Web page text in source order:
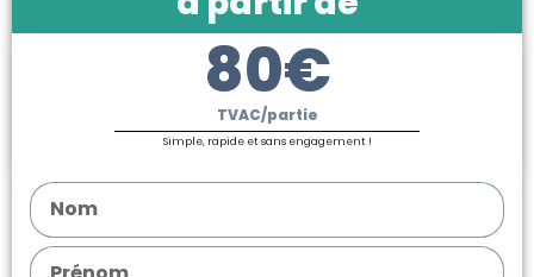
80€
TVAC/partie
Simple, rapide et sans engagement !